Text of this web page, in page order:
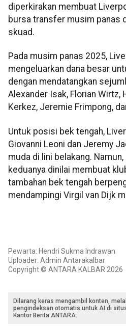
diperkirakan membuat
bursa transfer musim panas
skuad.
Pada musim panas 2025,
mengeluarkan dana besar
dengan mendatangkan
Alexander Isak, Florian Wirtz,
Kerkez, Jeremie Frimpong,
Untuk posisi bek tengah,
Giovanni Leoni dan Jeremy
muda di lini belakang.
keduanya dinilai membuat
tambahan bek tengah
mendampingi Virgil van Dijk
Pewarta: Hendri Sukma Indrawan
Uploader: Admin Antarakalbar
Copyright © ANTARA KALBAR 2026
Dilarang keras mengambil konten,
pengindeksan otomatis untuk AI di
Kantor Berita ANTARA.